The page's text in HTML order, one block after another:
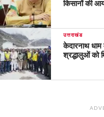
किसानों की
उत्तराखंड
केदारनाथ धाम
श्रद्धालुओं को